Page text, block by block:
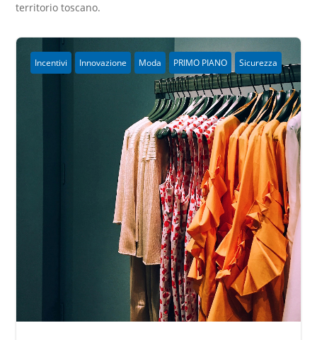
territorio toscano.
Incentivi Innovazione Moda PRIMO PIANO Sicurezza